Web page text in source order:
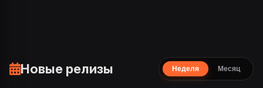
Новые релизы Неделя Месяц